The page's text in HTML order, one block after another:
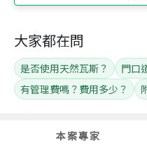
本案專家
大家都在問
是否使用天然瓦斯？
門口
有管理費嗎？費用多少？